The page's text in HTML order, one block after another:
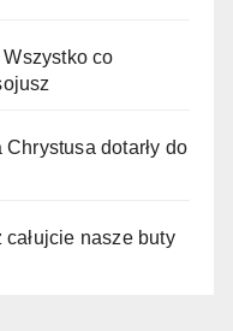
co
Chrystusa dotarły do
nasze buty